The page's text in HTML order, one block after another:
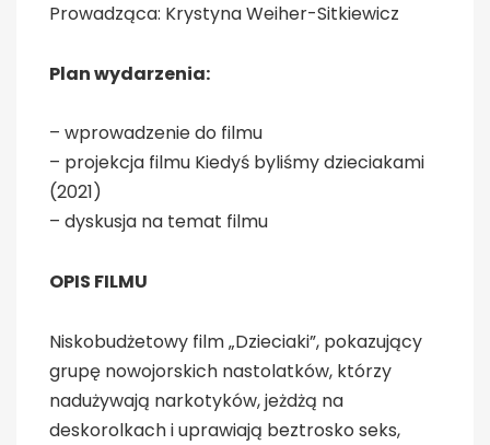
Prowadząca: Krystyna Weiher-Sitkiewicz
Plan wydarzenia:
– wprowadzenie do filmu
– projekcja filmu Kiedyś byliśmy dzieciakami
(2021)
– ​​​​​​​dyskusja na temat filmu
OPIS FILMU
Niskobudżetowy film „Dzieciaki”, pokazujący
grupę nowojorskich nastolatków, którzy
nadużywają narkotyków, jeżdżą na
deskorolkach i uprawiają beztrosko seks,